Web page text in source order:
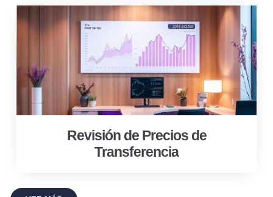
Revisión de Precios de
Transferencia